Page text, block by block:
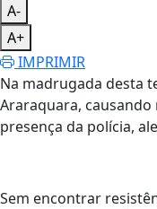
A-
A+
IMPRIMIR
Na madrugada desta
Araraquara,
presença da polícia,
Sem encontrar